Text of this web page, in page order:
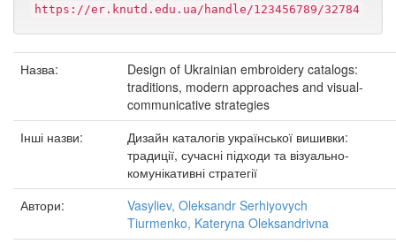
https://er.knutd.edu.ua/handle/123456789/32784
Назва:
Design of Ukrainian embroidery catalogs:
traditions, modern approaches and visual-
communicative strategies
Інші назви:
Дизайн каталогів української вишивки:
традиції, сучасні підходи та візуально-
комунікативні стратегії
Автори:
Vasyliev, Oleksandr Serhiyovych
Tiurmenko, Kateryna Oleksandrivna